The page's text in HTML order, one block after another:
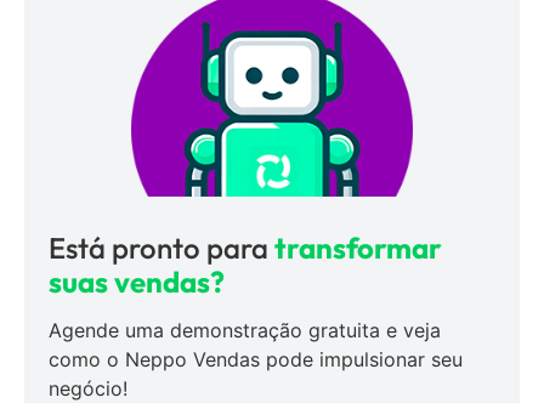
Está pronto para transformar
suas vendas?
Agende uma demonstração gratuita e veja
como o Neppo Vendas pode impulsionar seu
negócio!